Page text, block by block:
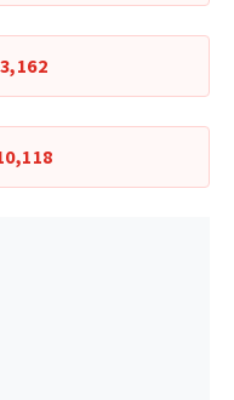
3,162